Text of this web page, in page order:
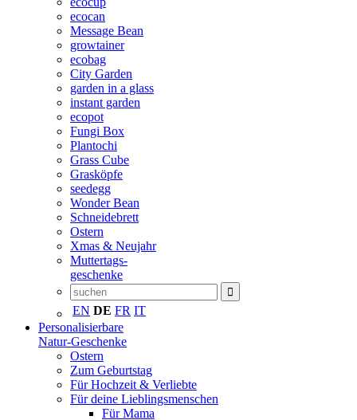
ecocan
Message Bean
growtainer
ecobag
City Garden
garden in a glass
instant garden
ecopot
Fungi Box
Plantochi
Grass Cube
Grasköpfe
seedegg
Wonder Bean
Schneidebrett
Ostern
Xmas & Neujahr
Muttertags-
geschenke
EN DE FR IT
Personalisierbare
Natur-Geschenke
Ostern
Zum Geburtstag
Für Hochzeit & Verliebte
Für deine Lieblingsmenschen
Für Mama